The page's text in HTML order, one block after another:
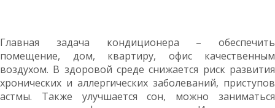
Главная задача кондиционера – обеспечить
помещение, дом, квартиру, офис качественным
воздухом. В здоровой среде снижается риск развития
хронических и аллергических заболеваний, приступов
астмы. Также улучшается сон, можно заниматься